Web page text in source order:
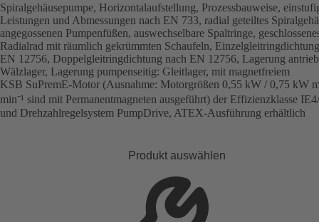
Spiralgehäusepumpe, Horizontalaufstellung, Prozessbauweise,
Leistungen und Abmessungen nach EN 733, radial geteiltes
angegossenen Pumpenfüßen, auswechselbare Spaltringe,
Radialrad mit räumlich gekrümmten Schaufeln,
EN 12756, Doppelgleitringdichtung nach EN 12756, Lagerung
Wälzlager, Lagerung pumpenseitig: Gleitlager, mit magnetfreiem
KSB SuPremE-Motor (Ausnahme: Motorgrößen 0,55 kW / 0,75 kW
min⁻¹ sind mit Permanentmagneten ausgeführt) der Effizienzklasse
und Drehzahlregelsystem PumpDrive, ATEX-Ausführung erhältlich
Produkt auswählen